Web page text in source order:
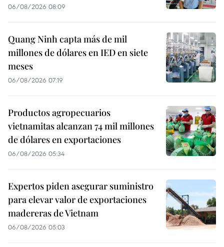
06/08/2026 08:09
Quang Ninh capta más de mil
millones de dólares en IED en siete
meses
06/08/2026 07:19
Productos agropecuarios
vietnamitas alcanzan 74 mil millones
de dólares en exportaciones
06/08/2026 05:34
Expertos piden asegurar suministro
para elevar valor de exportaciones
madereras de Vietnam
06/08/2026 05:03